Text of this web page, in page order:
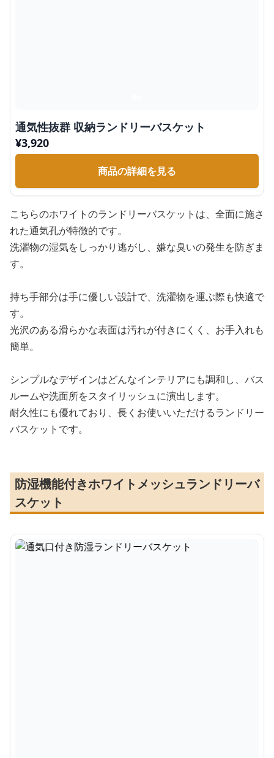
通気性抜群 収納ランドリーバスケット
¥3,920
商品の詳細を見る
こちらのホワイトのランドリーバスケットは、全面に施さ
れた通気孔が特徴的です。
洗濯物の湿気をしっかり逃がし、嫌な臭いの発生を防ぎま
す。
持ち手部分は手に優しい設計で、洗濯物を運ぶ際も快適で
す。
光沢のある滑らかな表面は汚れが付きにくく、お手入れも
簡単。
シンプルなデザインはどんなインテリアにも調和し、バス
ルームや洗面所をスタイリッシュに演出します。
耐久性にも優れており、長くお使いいただけるランドリー
バスケットです。
防湿機能付きホワイトメッシュランドリーバ
スケット